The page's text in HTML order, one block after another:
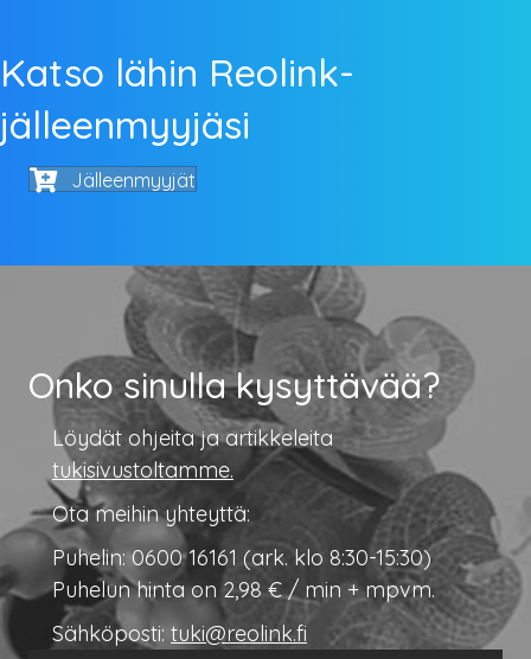
Katso lähin Reolink-
jälleenmyyjäsi
Jälleenmyyjät
Onko sinulla kysyttävää?
Löydät ohjeita ja artikkeleita
tukisivustoltamme.
Ota meihin yhteyttä:
Puhelin: 0600 16161 (ark. klo 8:30-15:30)
Puhelun hinta on 2,98 € / min + mpvm.
Sähköposti: tuki@reolink.fi